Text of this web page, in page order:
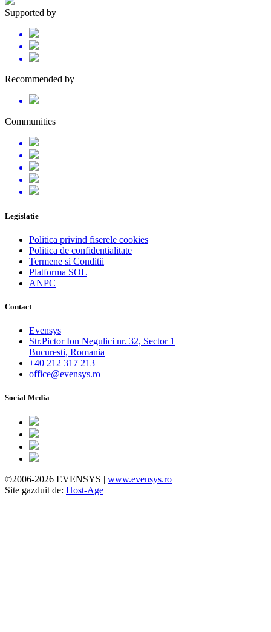
Supported by
Recommended by
Communities
Legislatie
Politica privind fiserele cookies
Politica de confidentialitate
Termene si Conditii
Platforma SOL
ANPC
Contact
Evensys
Str.Pictor Ion Negulici nr. 32, Sector 1
Bucuresti, Romania
+40 212 317 213
office@evensys.ro
Social Media
©2006-2026 EVENSYS | www.evensys.ro
Site gazduit de: Host-Age